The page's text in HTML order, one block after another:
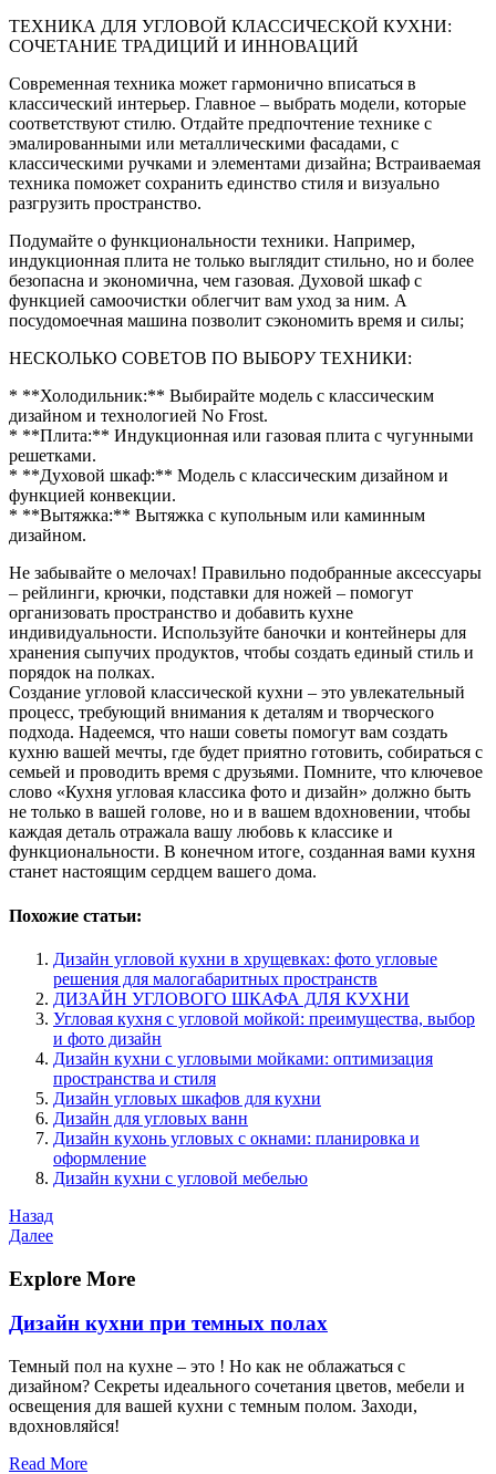
ТЕХНИКА ДЛЯ УГЛОВОЙ КЛАССИЧЕСКОЙ КУХНИ:
СОЧЕТАНИЕ ТРАДИЦИЙ И ИННОВАЦИЙ
Современная техника может гармонично вписаться в
классический интерьер. Главное – выбрать модели, которые
соответствуют стилю. Отдайте предпочтение технике с
эмалированными или металлическими фасадами, с
классическими ручками и элементами дизайна; Встраиваемая
техника поможет сохранить единство стиля и визуально
разгрузить пространство.
Подумайте о функциональности техники. Например,
индукционная плита не только выглядит стильно, но и более
безопасна и экономична, чем газовая. Духовой шкаф с
функцией самоочистки облегчит вам уход за ним. А
посудомоечная машина позволит сэкономить время и силы;
НЕСКОЛЬКО СОВЕТОВ ПО ВЫБОРУ ТЕХНИКИ:
* **Холодильник:** Выбирайте модель с классическим
дизайном и технологией No Frost.
* **Плита:** Индукционная или газовая плита с чугунными
решетками.
* **Духовой шкаф:** Модель с классическим дизайном и
функцией конвекции.
* **Вытяжка:** Вытяжка с купольным или каминным
дизайном.
Не забывайте о мелочах! Правильно подобранные аксессуары
– рейлинги, крючки, подставки для ножей – помогут
организовать пространство и добавить кухне
индивидуальности. Используйте баночки и контейнеры для
хранения сыпучих продуктов, чтобы создать единый стиль и
порядок на полках.
Создание угловой классической кухни – это увлекательный
процесс, требующий внимания к деталям и творческого
подхода. Надеемся, что наши советы помогут вам создать
кухню вашей мечты, где будет приятно готовить, собираться с
семьей и проводить время с друзьями. Помните, что ключевое
слово «Кухня угловая классика фото и дизайн» должно быть
не только в вашей голове, но и в вашем вдохновении, чтобы
каждая деталь отражала вашу любовь к классике и
функциональности. В конечном итоге, созданная вами кухня
станет настоящим сердцем вашего дома.
Похожие статьи:
Дизайн угловой кухни в хрущевках: фото угловые
решения для малогабаритных пространств
ДИЗАЙН УГЛОВОГО ШКАФА ДЛЯ КУХНИ
Угловая кухня с угловой мойкой: преимущества, выбор
и фото дизайн
Дизайн кухни с угловыми мойками: оптимизация
пространства и стиля
Дизайн угловых шкафов для кухни
Дизайн для угловых ванн
Дизайн кухонь угловых с окнами: планировка и
оформление
Дизайн кухни с угловой мебелью
Навигация
по
записям
Предыдущая
запись
Назад
Следующая
Далее
Explore More
Дизайн кухни при темных полах
Темный пол на кухне – это ! Но как не облажаться с
дизайном? Секреты идеального сочетания цветов, мебели и
освещения для вашей кухни с темным полом. Заходи,
вдохновляйся!
Read More